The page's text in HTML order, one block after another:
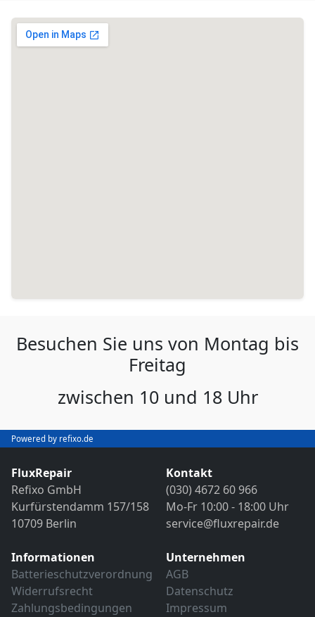
Besuchen Sie uns von Montag bis
Freitag
zwischen 10 und 18 Uhr
Powered by refixo.de
FluxRepair
Refixo GmbH
Kurfürstendamm 157/158
10709 Berlin
Kontakt
(030) 4672 60 966
Mo-Fr 10:00 - 18:00 Uhr
service@fluxrepair.de
Informationen
Batterieschutzverordnung
Widerrufsrecht
Zahlungsbedingungen
Unternehmen
AGB
Datenschutz
Impressum